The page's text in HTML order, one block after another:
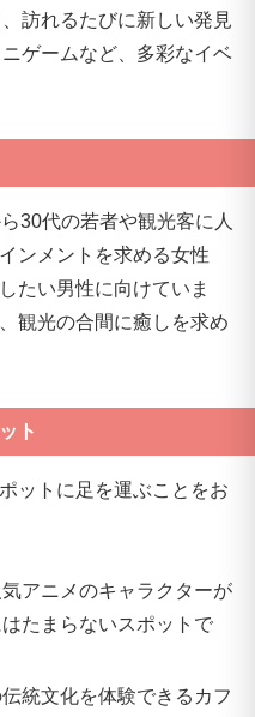
訪れるたびに新しい発見
ゲームなど、多彩なイベ
30代の若者や観光客に人
ンメントを求める女性
たい男性に向けていま
観光の合間に癒しを求め
ト
ットに足を運ぶことをお
気アニメのキャラクターが
たまらないスポットで
統文化を体験できるカフ